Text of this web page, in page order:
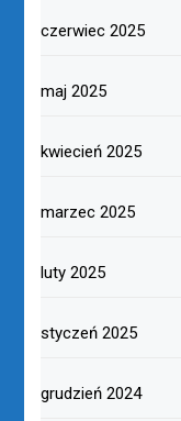
czerwiec 2025
maj 2025
kwiecień 2025
marzec 2025
luty 2025
styczeń 2025
grudzień 2024